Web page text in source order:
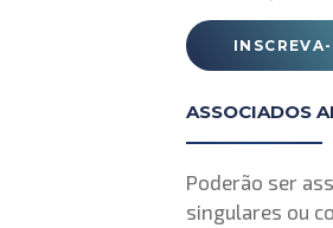
INSCREVA-
ASSOCIADOS
Poderão ser
singulares ou